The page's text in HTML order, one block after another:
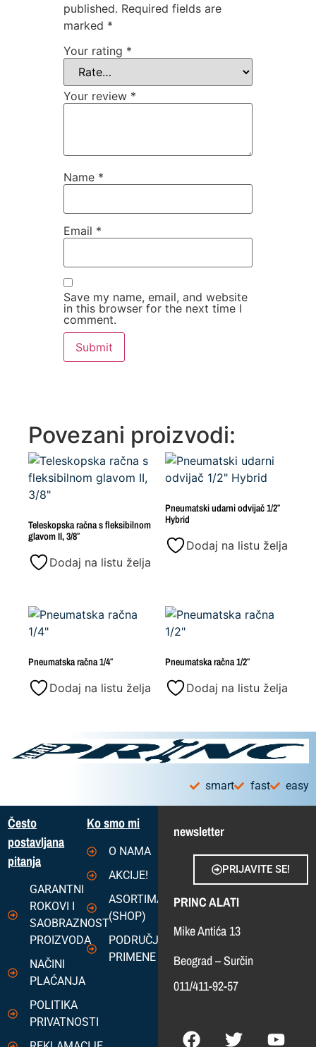
published. Required fields are
marked *
Your rating *
Your review *
Name *
Email *
Save my name, email, and website
in this browser for the next time I
comment.
Povezani proizvodi:
Teleskopska račna s fleksibilnom
glavom II, 3/8″
Dodaj na listu želja
Pneumatski udarni odvijač 1/2″
Hybrid
Dodaj na listu želja
Pneumatska račna 1/4″
Dodaj na listu želja
Pneumatska račna 1/2″
Dodaj na listu želja
smart fast easy
Često
postavljana
pitanja
GARANTNI
ROKOVI I
SAOBRAZNOST
PROIZVODA
NAČINI
PLAĆANJA
POLITIKA
PRIVATNOSTI
Ko smo mi
O NAMA
AKCIJE!
ASORTIMAN
(SHOP)
PODRUČJA
PRIMENE
newsletter
PRIJAVITE SE!
PRINC ALATI
Mike Antića 13
Beograd – Surčin
011/411-92-57